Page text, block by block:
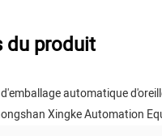
du produit